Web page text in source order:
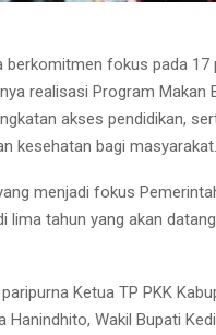
berkomitmen fokus pada 17
realisasi Program Makan
akses pendidikan,
kesehatan bagi masyarakat.
menjadi fokus
lima tahun yang akan
Ketua TP PKK
Hanindhito, Wakil Bupati